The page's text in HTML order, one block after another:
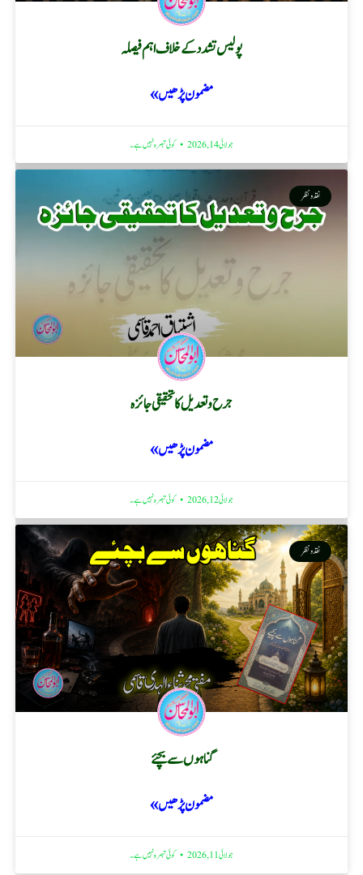
پولیس تشدد کے خلاف اہم فیصلہ
مضمون پڑھیں »
جولائی 14, 2026 کوئی تبصرہ نہیں ہے۔
نقد ونظر
جرح و تعدیل کا تحقیقی جائزہ
مضمون پڑھیں »
جولائی 12, 2026 کوئی تبصرہ نہیں ہے۔
نقد ونظر
گناہوں سے بچئے
مضمون پڑھیں »
جولائی 11, 2026 کوئی تبصرہ نہیں ہے۔